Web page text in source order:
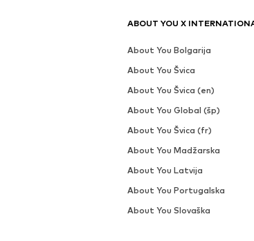
ABOUT YOU X
About You Bolgarija
About You Švica
About You Švica (en)
About You Global (šp)
About You Švica (fr)
About You Madžarska
About You Latvija
About You Portugalska
About You Slovaška